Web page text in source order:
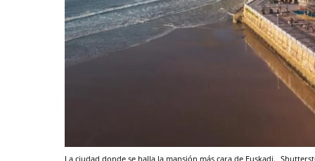
La ciudad donde se halla la mansión más cara de Euskadi.